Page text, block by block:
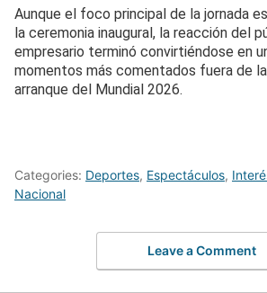
Aunque el foco principal de la jornada
la ceremonia inaugural, la reacción del
empresario terminó convirtiéndose en
momentos más comentados fuera de
arranque del Mundial 2026.
Categories: Deportes, Espectáculos,
Nacional
Leave a Comment